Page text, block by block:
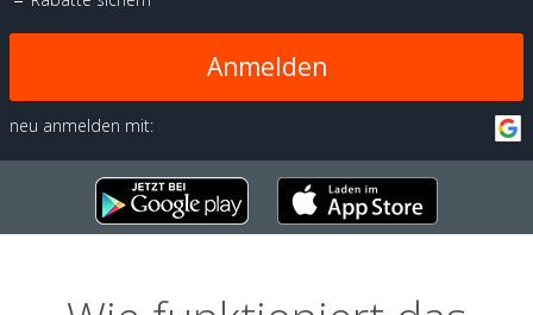
Anmelden
neu anmelden mit: